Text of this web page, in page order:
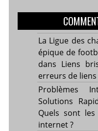
La Ligue des
épique de
dans Liens
erreurs de liens
Problèmes
Solutions
Quels sont
internet ?